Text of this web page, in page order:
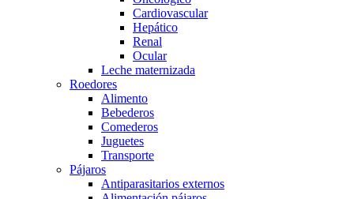
Cardiovascular
Hepático
Renal
Ocular
Leche maternizada
Roedores
Alimento
Bebederos
Comederos
Juguetes
Transporte
Pájaros
Antiparasitarios externos